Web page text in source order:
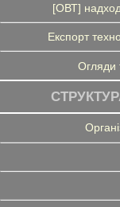
[ОВТ]
Експорт
Огляди